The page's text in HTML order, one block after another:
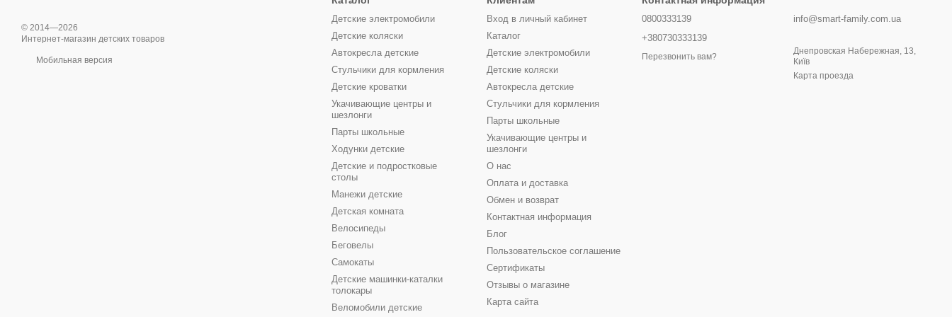
© 2014—2026
Интернет-магазин детских товаров
Мобильная версия
Детские электромобили
Детские коляски
Автокресла детские
Стульчики для кормления
Детские кроватки
Укачивающие центры и
шезлонги
Парты школьные
Ходунки детские
Детские и подростковые
столы
Манежи детские
Детская комната
Велосипеды
Беговелы
Самокаты
Детские машинки-каталки
толокары
Веломобили детские
Вход в личный кабинет
Каталог
Детские электромобили
Детские коляски
Автокресла детские
Стульчики для кормления
Парты школьные
Укачивающие центры и
шезлонги
О нас
Оплата и доставка
Обмен и возврат
Контактная информация
Блог
Пользовательское соглашение
Сертификаты
Отзывы о магазине
Карта сайта
0800333139
+380730333139
Перезвонить вам?
info@smart-family.com.ua
Днепровская Набережная, 13,
Київ
Карта проезда